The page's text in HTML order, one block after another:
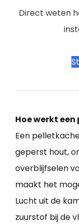
Direct weten
Hoe werkt
Een
geperst hout,
overblijfselen
maakt het
Lucht uit de
zuurstof bij de